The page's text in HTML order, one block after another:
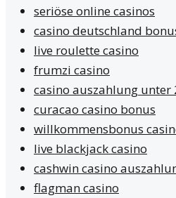
seriöse online casinos
casino deutschland
live roulette casino
frumzi casino
casino auszahlung unter
curacao casino bonus
willkommensbonus
live blackjack casino
cashwin casino
flagman casino